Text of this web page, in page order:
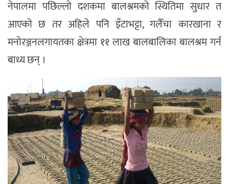
नेपालमा पछिल्लो दशकमा बालश्रमको स्थितिमा सुधार त
आएको छ तर अहिले पनि इँटाभट्टा, गलैँचा कारखाना र
मनोरञ्जनलगायतका क्षेत्रमा ११ लाख बालबालिका बालश्रम गर्न
बाध्य छन् ।